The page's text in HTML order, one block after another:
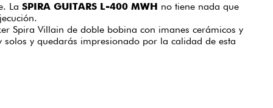
La SPIRA GUITARS L-400 MWH no tiene nada que
Spira Villain de doble bobina con imanes cerámicos y
y quedarás impresionado por la calidad de esta